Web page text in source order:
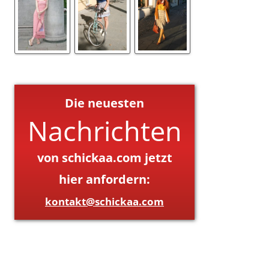
Die neuesten
Nachrichten
von schickaa.com jetzt
hier anfordern:
kontakt@schickaa.com